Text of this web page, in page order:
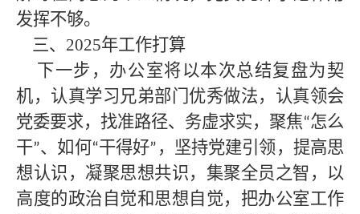
发挥不够。
三、 2025年工作打算
下一步，办公室将以本次总结复盘为契
机，认真学习兄弟部门优秀做法，认真领会
党委要求，找准路径、务虚求实，聚焦“怎么
干”、如何“干得好” ，坚持党建引领，提高思
想认识，凝聚思想共识，集聚全员之智，以
高度的政治自觉和思想自觉，把办公室工作